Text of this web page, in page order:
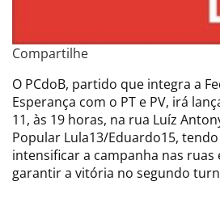
Compartilhe
O PCdoB, partido que integra a
Esperança com o PT e PV, irá
11, às 19 horas, na rua Luíz
Popular Lula13/Eduardo15,
intensificar a campanha nas ruas
garantir a vitória no segundo